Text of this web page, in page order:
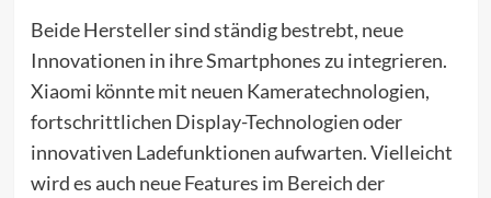
Beide Hersteller sind ständig bestrebt, neue
Innovationen in ihre Smartphones zu integrieren.
Xiaomi könnte mit neuen Kameratechnologien,
fortschrittlichen Display-Technologien oder
innovativen Ladefunktionen aufwarten. Vielleicht
wird es auch neue Features im Bereich der